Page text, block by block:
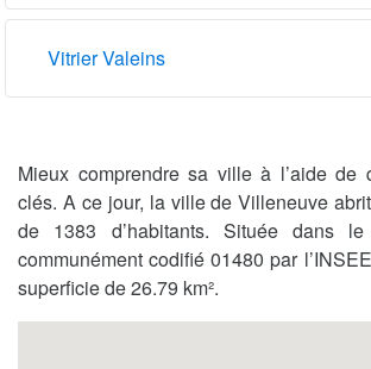
Vitrier Valeins
Mieux comprendre sa ville à l’aide de
clés. A ce jour, la ville de Villeneuve
de 1383 d’habitants. Située dans le
communément codifié 01480 par
superficie de 26.79 km².